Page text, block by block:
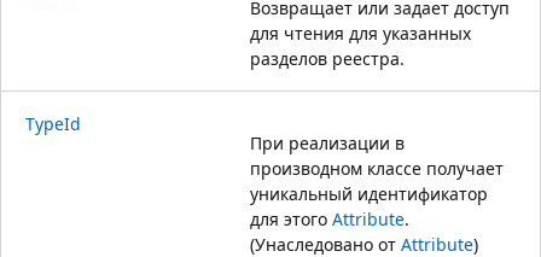
Возвращает или задает доступ
для чтения для указанных
разделов реестра.
TypeId
При реализации в
производном классе получает
уникальный идентификатор
для этого Attribute.
(Унаследовано от Attribute)